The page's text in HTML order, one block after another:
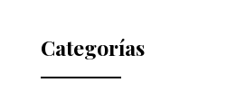
Categorías